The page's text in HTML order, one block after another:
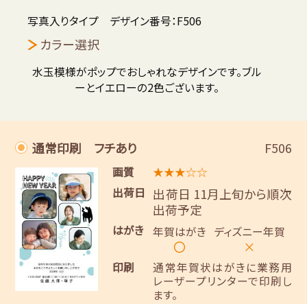
写真入りタイプ デザイン番号：F506
カラー選択
水玉模様がポップでおしゃれなデザインです。ブル
ーとイエローの2色ございます。
通常印刷 フチあり F506
画質
★★★☆☆
出荷日
出荷日 11月上旬から順次
出荷予定
はがき 年賀はがき
〇
ディズニー年賀
×
印刷
通常年賀状はがきに業務用
レーザープリンターで印刷し
ます。